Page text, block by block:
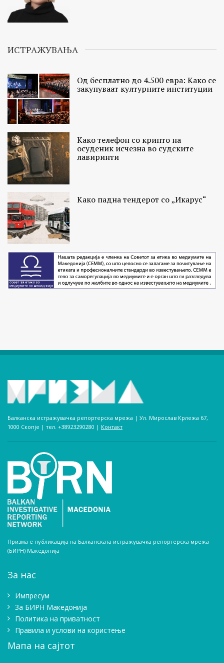
ИСТРАЖУВАЊА
Од бесплатно до 4.500 евра: Како се
закупуваат културните институции
Како телефон со крипто на
осуденик исчезна во судските
лавиринти
Како падна тендерот со „Икарус“
Балканска истражувачка репортерска мрежа | Ул. Мирослав Крлежа 67,
1000 Скопје | тел. +38923290280­ | Контакт
Призма е публикација на Балканската истражувачка репортерска мрежа
(БИРН) Македонија
За нас
Импресум
Зa БИРН Македонија
Политика на приватност
Правила и услови на користење
Мапа на сајтот